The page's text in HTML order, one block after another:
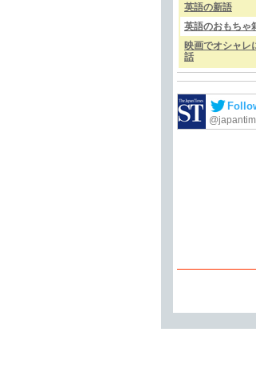
英語の新語
英語のおもちゃ
映画でオシャレ
話